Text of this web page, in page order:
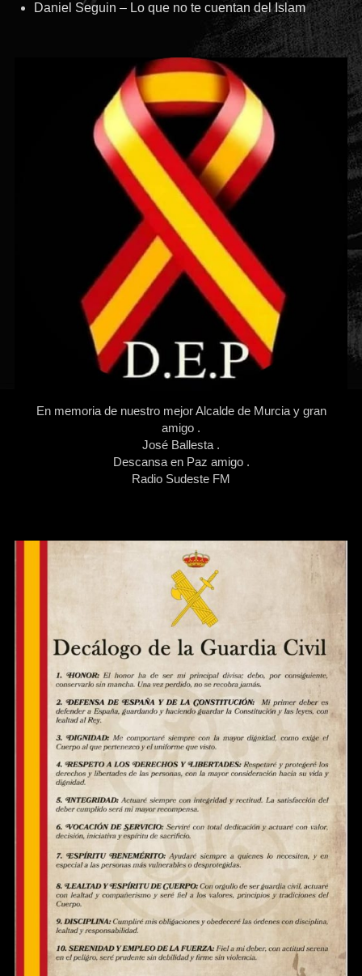
Daniel Seguin – Lo que no te cuentan del Islam
En memoria de nuestro mejor Alcalde de Murcia y gran
amigo .
José Ballesta .
Descansa en Paz amigo .
Radio Sudeste FM